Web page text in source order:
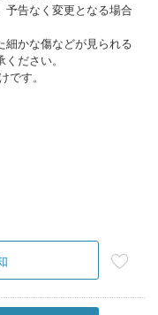
予告なく変更となる場合
細かな傷などが見られる
ださい。
です。